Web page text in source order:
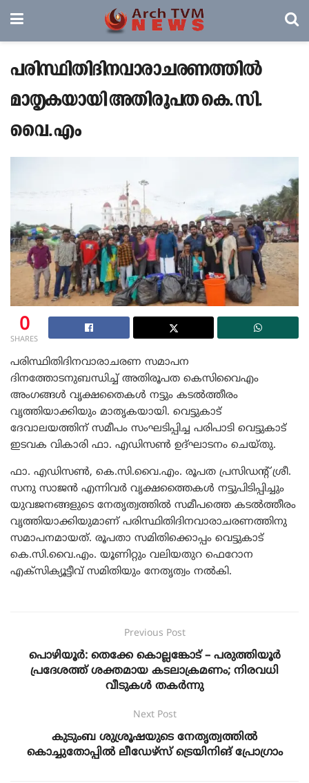
പരിസ്ഥിതിദിനവാരാചരണത്തിൽ
മാതൃകയായി അതിരൂപത കെ. സി.
വൈ. എം
0
SHARES
പരിസ്ഥിതിദിനവാരാചരണ സമാപന
ദിനത്തോടനുബന്ധിച്ച് അതിരൂപത കെസിവൈഎം
അംഗങ്ങൾ വൃക്ഷതൈകൾ നട്ടും കടൽത്തീരം
വൃത്തിയാക്കിയും മാതൃകയായി. വെട്ടുകാട്
ദേവാലയത്തിന് സമീപം സംഘടിപ്പിച്ച പരിപാടി വെട്ടുകാട്
ഇടവക വികാരി ഫാ. എഡിസൺ ഉദ്ഘാടനം ചെയ്തു.
ഫാ. എഡിസൺ, കെ.സി.വൈ.എം. രൂപത പ്രസിഡന്റ് ശ്രീ.
സനു സാജൻ എന്നിവർ വൃക്ഷത്തൈകൾ നട്ടുപിടിപ്പിച്ചും
യുവജനങ്ങളുടെ നേതൃത്വത്തിൽ സമീപത്തെ കടൽത്തീരം
വൃത്തിയാക്കിയുമാണ് പരിസ്ഥിതിദിനവാരാചരണത്തിനു
സമാപനമായത്. രൂപതാ സമിതിക്കൊപ്പം വെട്ടുകാട്
കെ.സി.വൈ.എം. യൂണിറ്റും വലിയതുറ ഫെറോന
എക്സിക്യൂട്ടീവ് സമിതിയും നേതൃത്വം നൽകി.
Previous Post
പൊഴിയൂർ: തെക്കേ കൊല്ലങ്കോട് – പരുത്തിയൂർ
പ്രദേശത്ത് ശക്തമായ കടലാക്രമണം; നിരവധി
വീടുകൾ തകർന്നു
Next Post
കുടുംബ ശുശ്രൂഷയുടെ നേതൃത്വത്തിൽ
കൊച്ചുതോപ്പിൽ ലീഡേഴ്‌സ് ട്രെയിനിങ് പ്രോഗ്രാം